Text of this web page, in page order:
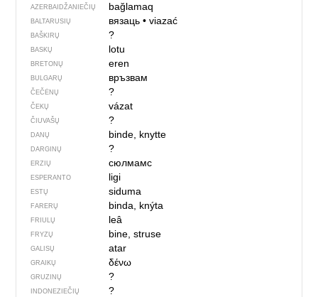
AZERBAIDŽANIEČIŲ bağlamaq
BALTARUSIŲ вязаць• viazać
BAŠKIRŲ ?
BASKŲ lotu
BRETONŲ eren
BULGARŲ връзвам
ČEČĖNŲ ?
ČEKŲ vázat
ČIUVAŠŲ ?
DANŲ binde, knytte
DARGINŲ ?
ERZIŲ сюлмамс
ESPERANTO ligi
ESTŲ siduma
FARERŲ binda, knýta
FRIULŲ leâ
FRYZŲ bine, struse
GALISŲ atar
GRAIKŲ δένω
GRUZINŲ ?
INDONEZIEČIŲ ?